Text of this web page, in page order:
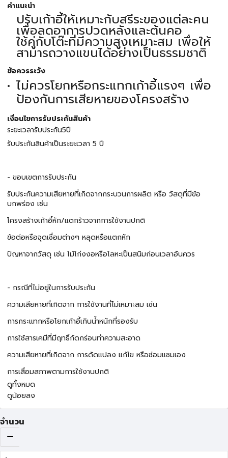
คำแนะนำ
ปรับเก้าอี้ให้เหมาะกับสรีระของแต่ละคน
เพื่อลดอาการปวดหลังและต้นคอ
ใช้คู่กับโต๊ะที่มีความสูงเหมาะสม เพื่อให้
สามารถวางแขนได้อย่างเป็นธรรมชาติ
ข้อควรระวัง
ไม่ควรโยกหรือกระแทกเก้าอี้แรงๆ เพื่อ
ป้องกันการเสียหายของโครงสร้าง
เงื่อนไขการรับประกันสินค้า
ระยะเวลารับประกัน5ปี
รับประกันสินค้าเป็นระยะเวลา 5 ปี
- ขอบเขตการรับประกัน
รับประกันความเสียหายที่เกิดจากกระบวนการผลิต หรือ วัสดุที่มีข้อ
บกพร่อง เช่น
โครงสร้างเก้าอี้หัก/แตกร้าวจากการใช้งานปกติ
ข้อต่อหรือจุดเชื่อมต่างๆ หลุดหรือแตกหัก
ปัญหาจากวัสดุ เช่น ไม้โก่งงอหรือโลหะเป็นสนิมก่อนเวลาอันควร
- กรณีที่ไม่อยู่ในการรับประกัน
ความเสียหายที่เกิดจาก การใช้งานที่ไม่เหมาะสม เช่น
การกระแทกหรือโยกเก้าอี้เกินน้ำหนักที่รองรับ
การใช้สารเคมีที่มีฤทธิ์กัดกร่อนทำความสะอาด
ความเสียหายที่เกิดจาก การดัดแปลง แก้ไข หรือซ่อมแซมเอง
การเสื่อมสภาพตามการใช้งานปกติ
ดูทั้งหมด
ดูน้อยลง
จำนวน